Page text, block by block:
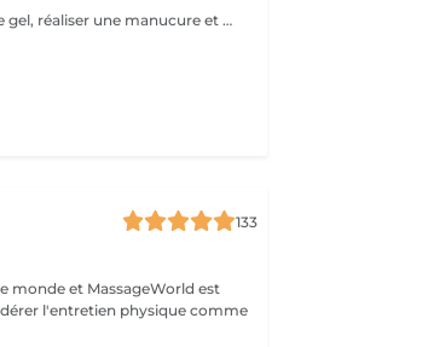
Le remplissage consiste à retirer le gel, réaliser une manucure et poser de nouveau du gel. Veuillez noter qu'un supplément de 3 € sera ajouté si vous avez des ongles cassés. Si plus de 4 ongles sont cassés, le tarif d'une pose complète sera appliqué. Le prix étudiant est appliqué aux enfants des clientes habituelles.
133
monde et MassageWorld est